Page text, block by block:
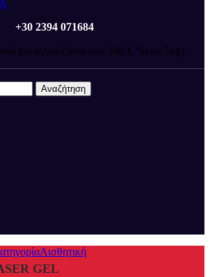
+30 2394 071684
για αγορές άνω των 100 € *(εώς 5kg)
Αναζήτηση
Αισθητική
GEL